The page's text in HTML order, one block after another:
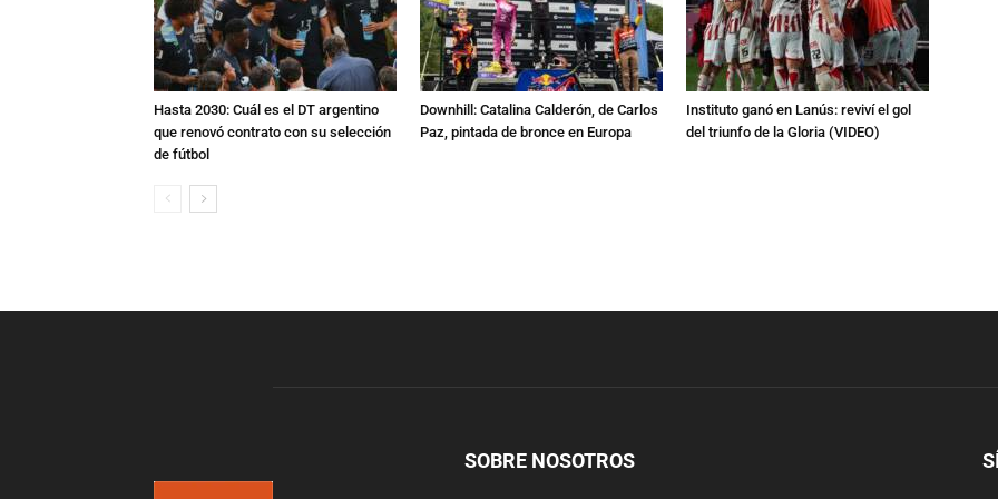
Hasta 2030: Cuál es el DT argentino
que renovó contrato con su selección
de fútbol
Downhill: Catalina Calderón, de Carlos
Paz, pintada de bronce en Europa
Instituto ganó en Lanús: reviví el gol
del triunfo de la Gloria (VIDEO)
SOBRE NOSOTROS